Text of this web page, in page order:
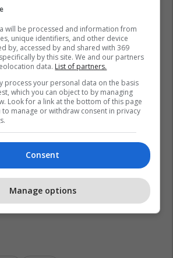
will be processed and information from
unique identifiers, and other device
by, accessed by and shared with 369
by this site. We and our partners
data. List of partners.
process your personal data on the basis
which you can object to by managing
Look for a link at the bottom of this page
to manage or withdraw consent in privacy
Consent
Manage options